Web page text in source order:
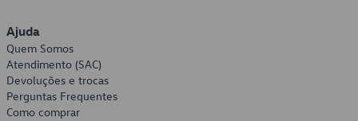
Ajuda
Quem Somos
Atendimento (SAC)
Devoluções e trocas
Perguntas Frequentes
Como comprar